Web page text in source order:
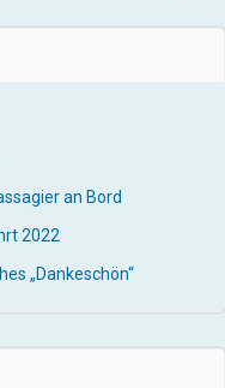
an Bord
2022
„Dankeschön“